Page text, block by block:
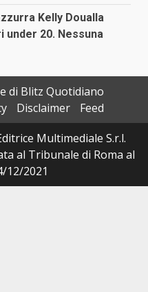
Kelly Doualla
under 20. Nessuna
di Blitz Quotidiano
Disclaimer
Feed
Multimediale S.r.l.
al Tribunale di Roma al
12/2021